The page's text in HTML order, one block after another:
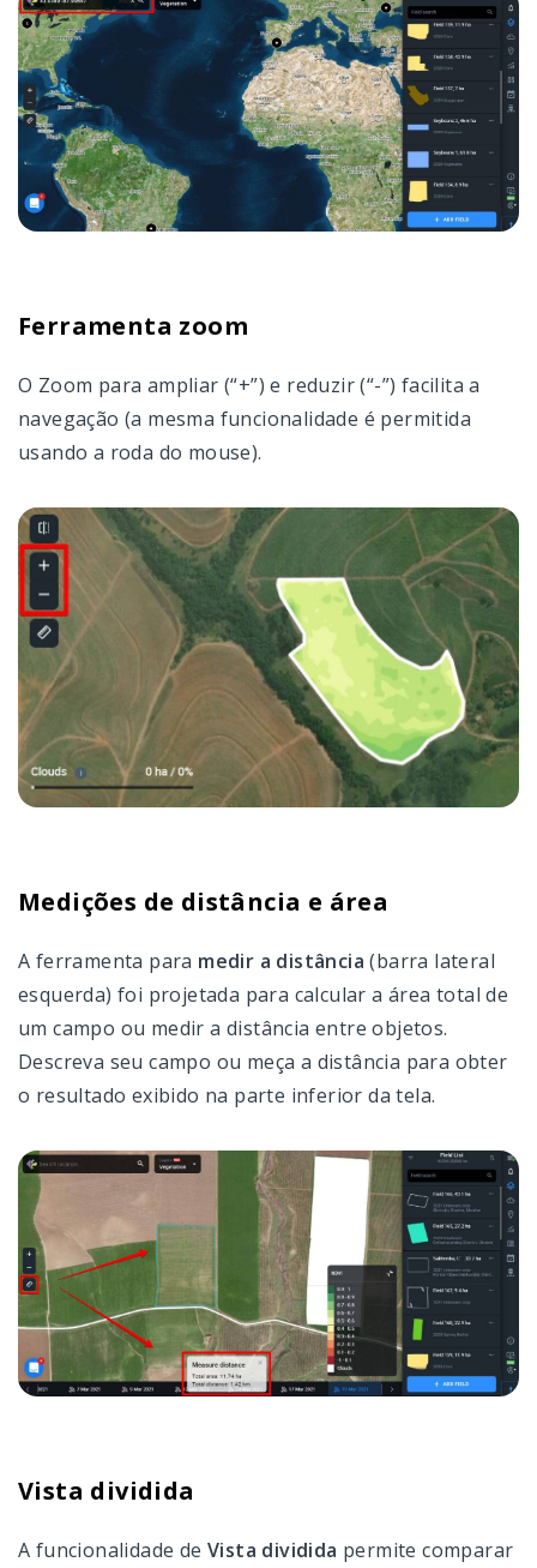
Ferramenta zoom
O Zoom para ampliar (“+”) e reduzir (“-”) facilita a
navegação (a mesma funcionalidade é permitida
usando a roda do mouse).
Medições de distância e área
A ferramenta para medir a distância (barra lateral
esquerda) foi projetada para calcular a área total de
um campo ou medir a distância entre objetos.
Descreva seu campo ou meça a distância para obter
o resultado exibido na parte inferior da tela.
Vista dividida
A funcionalidade de Vista dividida permite comparar